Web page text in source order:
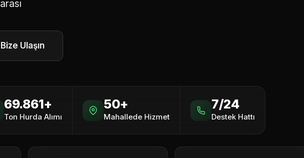
Bize Ulaşın
69.861+
Ton Hurda Alımı
50+
Mahallede Hizmet
7/24
Destek Hattı